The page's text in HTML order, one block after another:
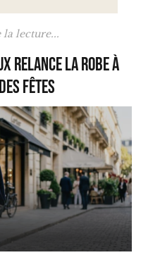
la lecture...
relance la robe à
fêtes